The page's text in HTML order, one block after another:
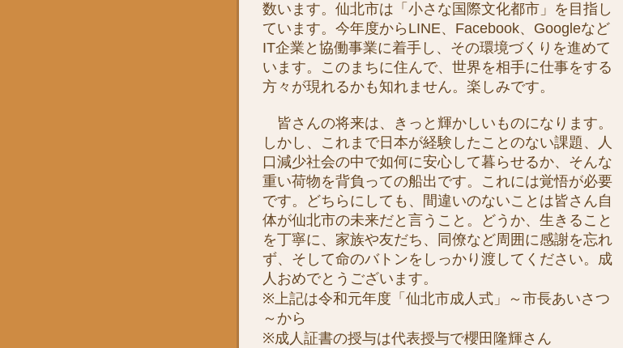
数います。仙北市は「小さな国際文化都市」を目指し
ています。今年度からLINE、Facebook、Googleなど
IT企業と協働事業に着手し、その環境づくりを進めて
います。このまちに住んで、世界を相手に仕事をする
方々が現れるかも知れません。楽しみです。
皆さんの将来は、きっと輝かしいものになります。
しかし、これまで日本が経験したことのない課題、人
口減少社会の中で如何に安心して暮らせるか、そんな
重い荷物を背負っての船出です。これには覚悟が必要
です。どちらにしても、間違いのないことは皆さん自
体が仙北市の未来だと言うこと。どうか、生きること
を丁寧に、家族や友だち、同僚など周囲に感謝を忘れ
ず、そして命のバトンをしっかり渡してください。成
人おめでとうございます。
※上記は令和元年度「仙北市成人式」～市長あいさつ
～から
※成人証書の授与は代表授与で櫻田隆輝さん